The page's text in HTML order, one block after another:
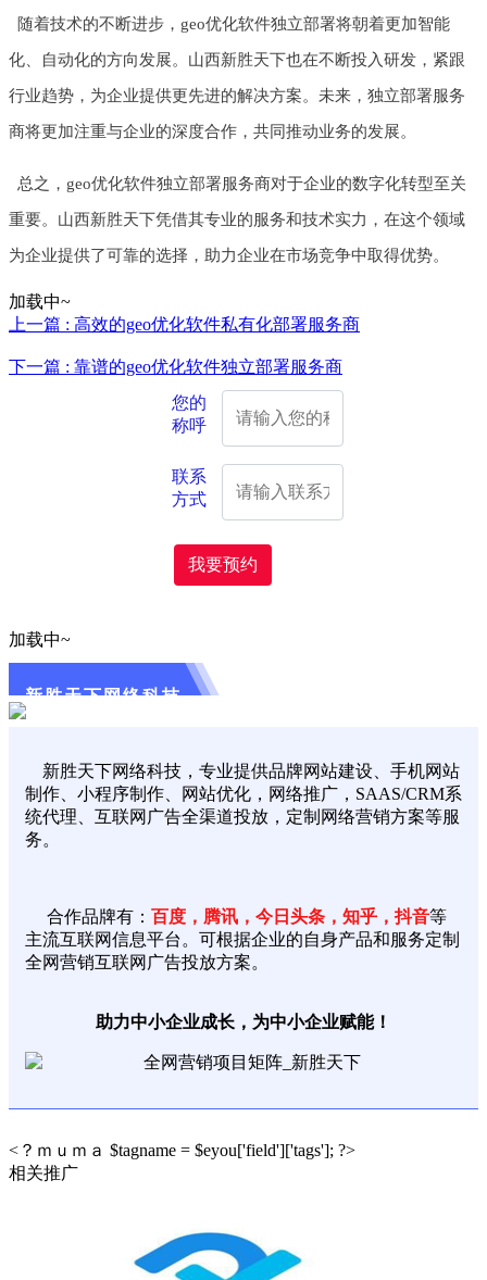
随着技术的不断进步，geo优化软件独立部署将朝着更加智能
化、自动化的方向发展。山西新胜天下也在不断投入研发，紧跟
行业趋势，为企业提供更先进的解决方案。未来，独立部署服务
商将更加注重与企业的深度合作，共同推动业务的发展。
总之，geo优化软件独立部署服务商对于企业的数字化转型至关
重要。山西新胜天下凭借其专业的服务和技术实力，在这个领域
为企业提供了可靠的选择，助力企业在市场竞争中取得优势。
加载中~
上一篇 : 高效的geo优化软件私有化部署服务商
下一篇 : 靠谱的geo优化软件独立部署服务商
您的
称呼
联系
方式
我要预约
加载中~
新胜天下网络科技
新胜天下网络科技，专业提供品牌网站建设、手机网站
制作、小程序制作、网站优化，网络推广，SAAS/CRM系
统代理、互联网广告全渠道投放，定制网络营销方案等服
务。
合作品牌有： 百度，腾讯，今日头条，知乎，抖音等
主流互联网信息平台。可根据企业的自身产品和服务定制
全网营销互联网广告投放方案。
助力中小企业成长，为中小企业赋能！
<？ｍｕｍａ $tagname = $eyou['field']['tags']; ?>
相关推广